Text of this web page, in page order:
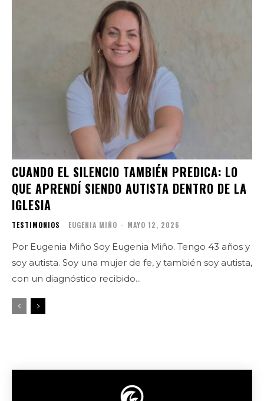
CUANDO EL SILENCIO TAMBIÉN PREDICA: LO
QUE APRENDÍ SIENDO AUTISTA DENTRO DE LA
IGLESIA
TESTIMONIOS EUGENIA MIÑO - MAYO 12, 2026
Por Eugenia Miño Soy Eugenia Miño. Tengo 43 años y
soy autista. Soy una mujer de fe, y también soy autista,
con un diagnóstico recibido...